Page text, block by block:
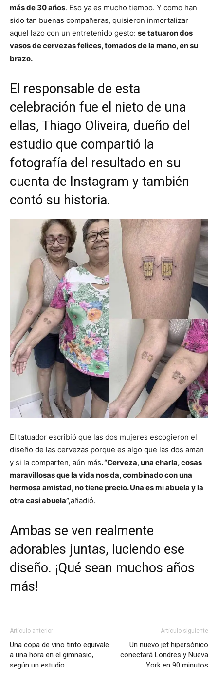
más de 30 años. Eso ya es mucho tiempo. Y como han
sido tan buenas compañeras, quisieron inmortalizar
aquel lazo con un entretenido gesto: se tatuaron dos
vasos de cervezas felices, tomados de la mano, en su
brazo.
El responsable de esta
celebración fue el nieto de una
ellas, Thiago Oliveira, dueño del
estudio que compartió la
fotografía del resultado en su
cuenta de Instagram y también
contó su historia.
El tatuador escribió que las dos mujeres escogieron el
diseño de las cervezas porque es algo que las dos aman
y si la comparten, aún más. “Cerveza, una charla, cosas
maravillosas que la vida nos da, combinado con una
hermosa amistad, no tiene precio. Una es mi abuela y la
otra casi abuela”,añadió.
Ambas se ven realmente
adorables juntas, luciendo ese
diseño. ¡Qué sean muchos años
más!
Artículo anterior
Una copa de vino tinto equivale
a una hora en el gimnasio,
según un estudio
Artículo siguiente
Un nuevo jet hipersónico
conectará Londres y Nueva
York en 90 minutos